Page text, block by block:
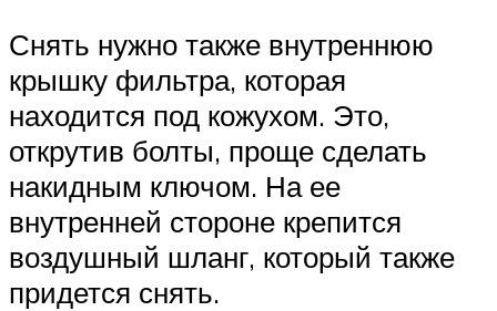
Снять нужно также внутреннюю
крышку фильтра, которая
находится под кожухом. Это,
открутив болты, проще сделать
накидным ключом. На ее
внутренней стороне крепится
воздушный шланг, который также
придется снять.